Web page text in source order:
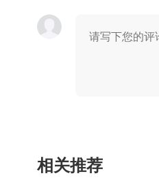
相关推荐